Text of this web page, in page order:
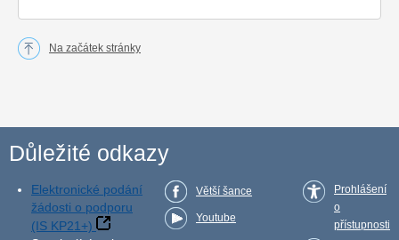
Na začátek stránky
Důležité odkazy
Elektronické podání
žádosti o podporu
(IS KP21+)
Větší šance
Youtube
Prohlášení
o
přístupnosti